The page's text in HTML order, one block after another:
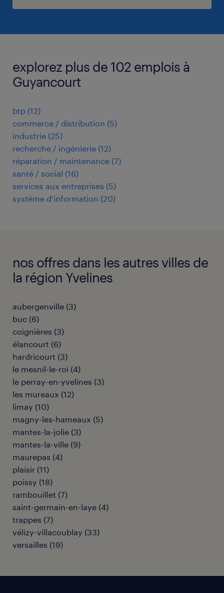
explorez plus de 102 emplois à
Guyancourt
btp (12)
commerce / distribution (5)
industrie (25)
recherche / ingénierie (12)
réparation / maintenance (7)
santé / social (16)
services aux entreprises (5)
système d'information (20)
nos offres dans les autres villes de
la région Yvelines
aubergenville (3)
buc (6)
coignières (3)
élancourt (6)
hardricourt (3)
le mesnil-le-roi (4)
le perray-en-yvelines (3)
les mureaux (12)
limay (10)
magny-les-hameaux (5)
mantes-la-jolie (3)
mantes-la-ville (9)
maurepas (4)
plaisir (11)
poissy (18)
rambouillet (7)
saint-germain-en-laye (4)
trappes (7)
vélizy-villacoublay (33)
versailles (19)